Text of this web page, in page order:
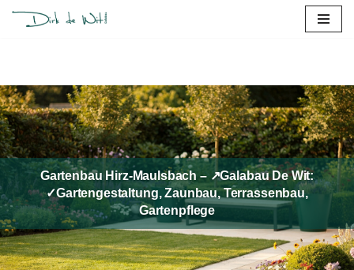
Gartenbau Hirz-Maulsbach – ↗️Galabau De Wit:
✓Gartengestaltung, Zaunbau, Terrassenbau,
Gartenpflege